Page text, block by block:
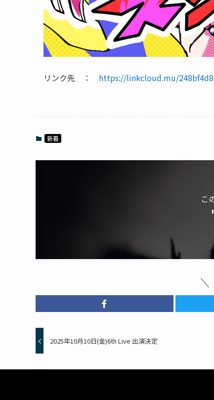
リンク先 ： https://linkcloud.mu/248bf4d8
新着
こ
2025年10月10日(金)6th Live 出演決定